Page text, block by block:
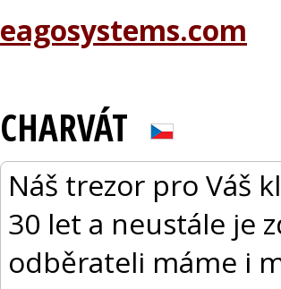
eagosystems.com
CHARVÁT
Náš trezor pro Váš
30 let a neustále je
odběrateli máme i